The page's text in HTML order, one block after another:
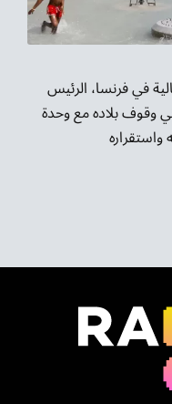
مقالات
من نحن
في فرنسا، الرئيس
وقوف بلاده مع وحدة